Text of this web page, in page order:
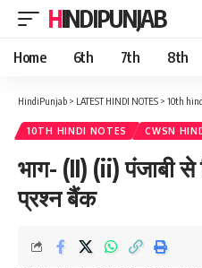
HINDIPUNJAB
Home 6th 7th 8th
HindiPunjab > LATEST HINDI NOTES > 10th
10TH HINDI NOTES CWSN
भाग- (II) (ii) पंजाबी से
प्रश्न बैंक